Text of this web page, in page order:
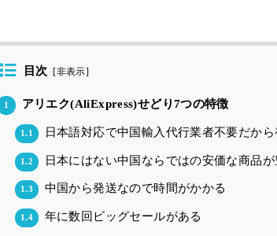
目次 [非表示]
1 アリエク(AliExpress)せどり7つの特徴
1.1 日本語対応で中国輸入代行業者不要だか
1.2 日本にはない中国ならではの安価な商品が
1.3 中国から発送なので時間がかかる
1.4 年に数回ビッグセールがある